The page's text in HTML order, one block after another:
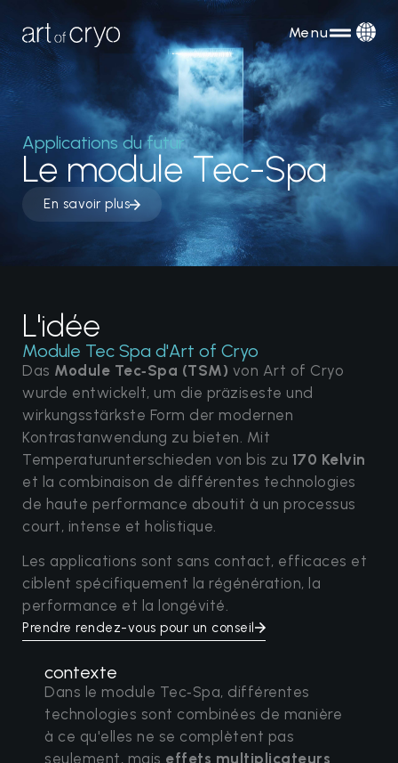
Menu
Applications du futur
Le module Tec-Spa
En savoir plus
L'idée
Module Tec Spa d'Art of Cryo
Das Module Tec‑Spa (TSM) von Art of Cryo
wurde entwickelt, um die präziseste und
wirkungsstärkste Form der modernen
Kontrastanwendung zu bieten. Mit
Temperaturunterschieden von bis zu 170 Kelvin
et la combinaison de différentes technologies
de haute performance aboutit à un processus
court, intense et holistique.
Les applications sont sans contact, efficaces et
ciblent spécifiquement la régénération, la
performance et la longévité.
Prendre rendez-vous pour un conseil
contexte
Dans le module Tec‑Spa, différentes
technologies sont combinées de manière
à ce qu'elles ne se complètent pas
seulement, mais effets multiplicateurs